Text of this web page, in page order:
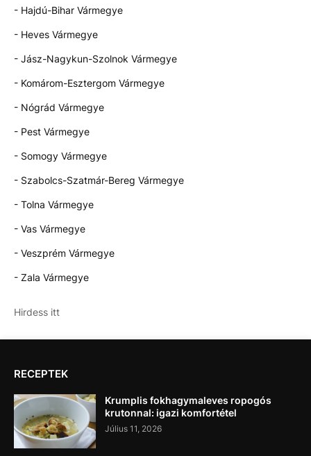
- Hajdú-Bihar Vármegye
- Heves Vármegye
- Jász-Nagykun-Szolnok Vármegye
- Komárom-Esztergom Vármegye
- Nógrád Vármegye
- Pest Vármegye
- Somogy Vármegye
- Szabolcs-Szatmár-Bereg Vármegye
- Tolna Vármegye
- Vas Vármegye
- Veszprém Vármegye
- Zala Vármegye
Hirdess itt
RECEPTEK
Krumplis fokhagymaleves ropogós
krutonnal: igazi komfortétel
Július 11, 2026